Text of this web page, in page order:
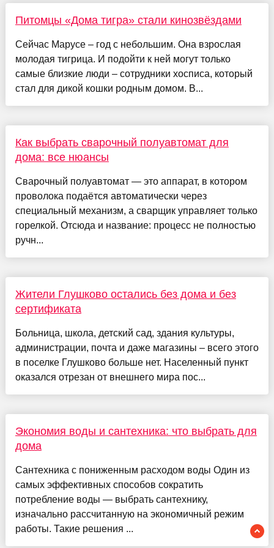
Питомцы «Дома тигра» стали кинозвёздами
Сейчас Марусе – год с небольшим. Она взрослая
молодая тигрица. И подойти к ней могут только
самые близкие люди – сотрудники хосписа, который
стал для дикой кошки родным домом. В...
Как выбрать сварочный полуавтомат для
дома: все нюансы
Сварочный полуавтомат — это аппарат, в котором
проволока подаётся автоматически через
специальный механизм, а сварщик управляет только
горелкой. Отсюда и название: процесс не полностью
ручн...
Жители Глушково остались без дома и без
сертификата
Больница, школа, детский сад, здания культуры,
администрации, почта и даже магазины – всего этого
в поселке Глушково больше нет. Населенный пункт
оказался отрезан от внешнего мира пос...
Экономия воды и сантехника: что выбрать для
дома
Сантехника с пониженным расходом воды Один из
самых эффективных способов сократить
потребление воды — выбрать сантехнику,
изначально рассчитанную на экономичный режим
работы. Такие решения ...